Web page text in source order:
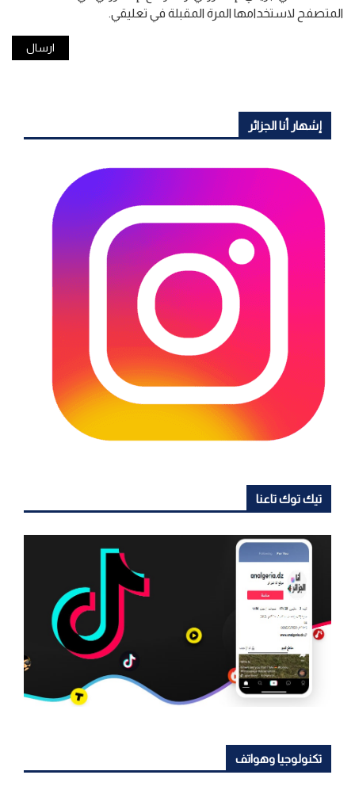
المتصفح لاستخدامها المرة المقبلة في تعليقي.
إشهار أنا الجزائر
تيك توك تاعنا
تكنولوجيا وهواتف